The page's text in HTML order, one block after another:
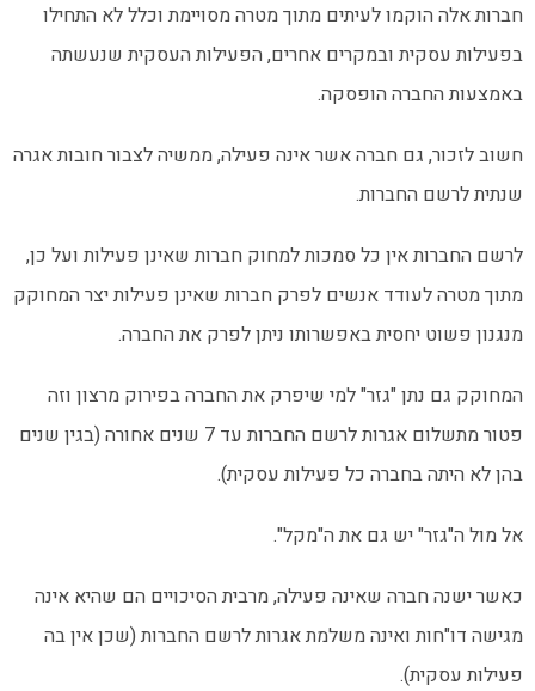
חברות אלה הוקמו לעיתים מתוך מטרה מסויימת וכלל לא התחילו
בפעילות עסקית ובמקרים אחרים, הפעילות העסקית שנעשתה
באמצעות החברה הופסקה.
חשוב לזכור, גם חברה אשר אינה פעילה, ממשיה לצבור חובות אגרה
שנתית לרשם החברות.
לרשם החברות אין כל סמכות למחוק חברות שאינן פעילות ועל כן,
מתוך מטרה לעודד אנשים לפרק חברות שאינן פעילות יצר המחוקק
מנגנון פשוט יחסית באפשרותו ניתן לפרק את החברה.
המחוקק גם נתן "גזר" למי שיפרק את החברה בפירוק מרצון וזה
פטור מתשלום אגרות לרשם החברות עד 7 שנים אחורה (בגין שנים
בהן לא היתה בחברה כל פעילות עסקית).
אל מול ה"גזר" יש גם את ה"מקל".
כאשר ישנה חברה שאינה פעילה, מרבית הסיכויים הם שהיא אינה
מגישה דו"חות ואינה משלמת אגרות לרשם החברות (שכן אין בה
פעילות עסקית).